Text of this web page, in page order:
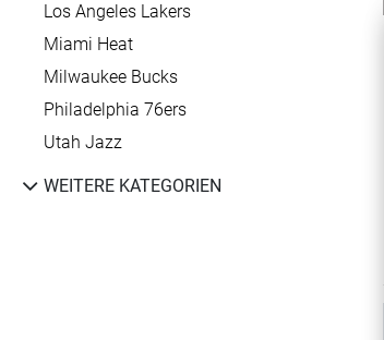
Los Angeles Lakers
Miami Heat
Milwaukee Bucks
Philadelphia 76ers
Utah Jazz
WEITERE KATEGORIEN